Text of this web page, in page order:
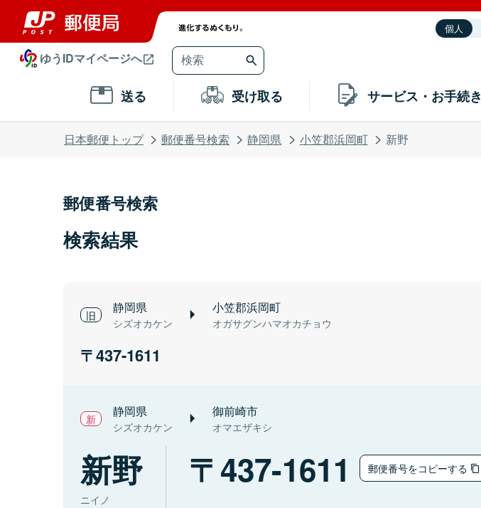
個人
ゆうIDマイページへ
送る 受け取る サービス・お手続き
日本郵便トップ 郵便番号検索 静岡県 小笠郡浜岡町 新野
郵便番号検索
検索結果
静岡県
シズオカケン
小笠郡浜岡町
オガサグンハマオカチョウ
437-1611
静岡県
シズオカケン
御前崎市
オマエザキシ
新野
ニイノ
437-1611 郵便番号をコピーする